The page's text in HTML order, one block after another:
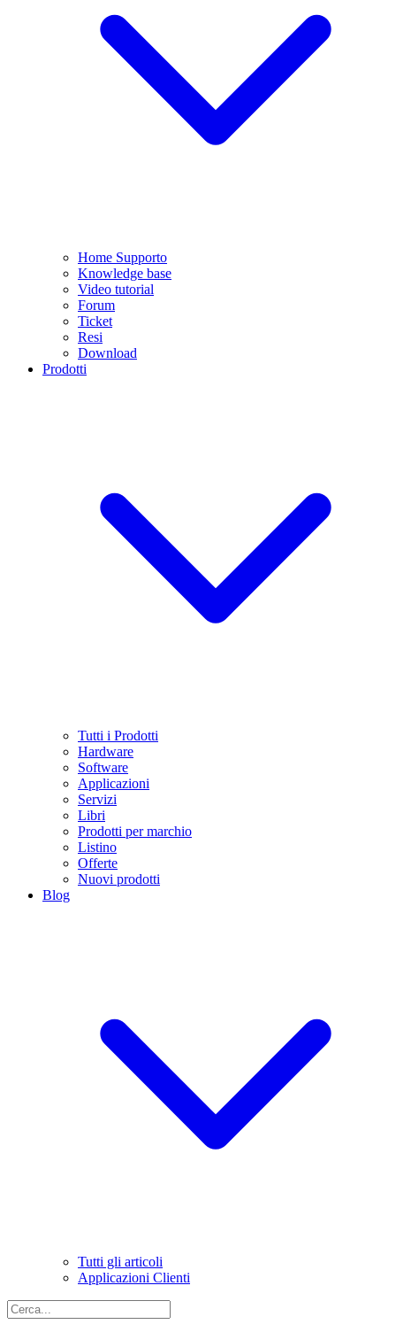
Home Supporto
Knowledge base
Video tutorial
Forum
Ticket
Resi
Download
Prodotti
Tutti i Prodotti
Hardware
Software
Applicazioni
Servizi
Libri
Prodotti per marchio
Listino
Offerte
Nuovi prodotti
Blog
Tutti gli articoli
Applicazioni Clienti